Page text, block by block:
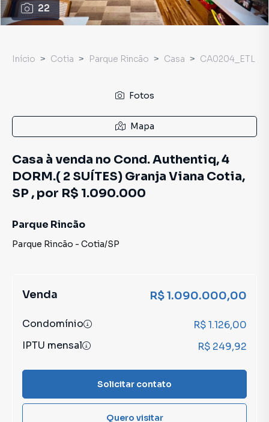
22
Início Cotia Parque Rincão Casa CA0204_ETL
Fotos
Mapa
Casa à venda no Cond. Authentiq, 4
DORM.( 2 SUÍTES) Granja Viana Cotia,
SP , por R$ 1.090.000
Parque Rincão
Parque Rincão - Cotia/SP
Venda R$ 1.090.000,00
Condomínio
R$ 1.126,00
IPTU mensal
R$ 249,92
Solicitar contato
Quero visitar